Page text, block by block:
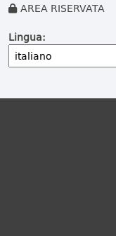
AREA RISERVATA
Lingua